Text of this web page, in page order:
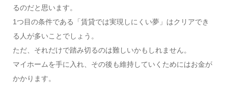
るのだと思います。
1つ目の条件である「賃貸では実現しにくい夢」はクリアでき
る人が多いことでしょう。
ただ、それだけで踏み切るのは難しいかもしれません。
マイホームを手に入れ、その後も維持していくためにはお金が
かかります。